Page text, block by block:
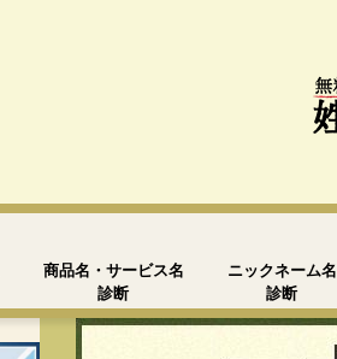
商品名・サービス名
診断
ニックネーム名
診断